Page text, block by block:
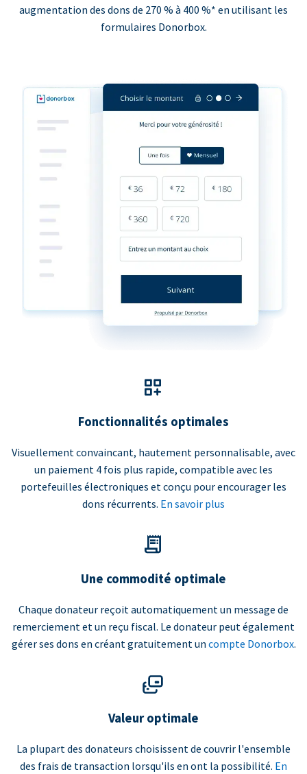
augmentation des dons de 270 % à 400 %* en utilisant les
formulaires Donorbox.
Fonctionnalités optimales
Visuellement convaincant, hautement personnalisable, avec
un paiement 4 fois plus rapide, compatible avec les
portefeuilles électroniques et conçu pour encourager les
dons récurrents. En savoir plus
Une commodité optimale
Chaque donateur reçoit automatiquement un message de
remerciement et un reçu fiscal. Le donateur peut également
gérer ses dons en créant gratuitement un compte Donorbox.
Valeur optimale
La plupart des donateurs choisissent de couvrir l'ensemble
des frais de transaction lorsqu'ils en ont la possibilité. En